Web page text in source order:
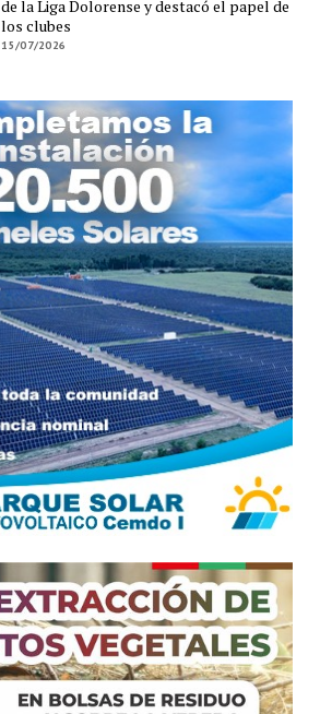
de la Liga Dolorense y destacó el papel de
los clubes
15/07/2026